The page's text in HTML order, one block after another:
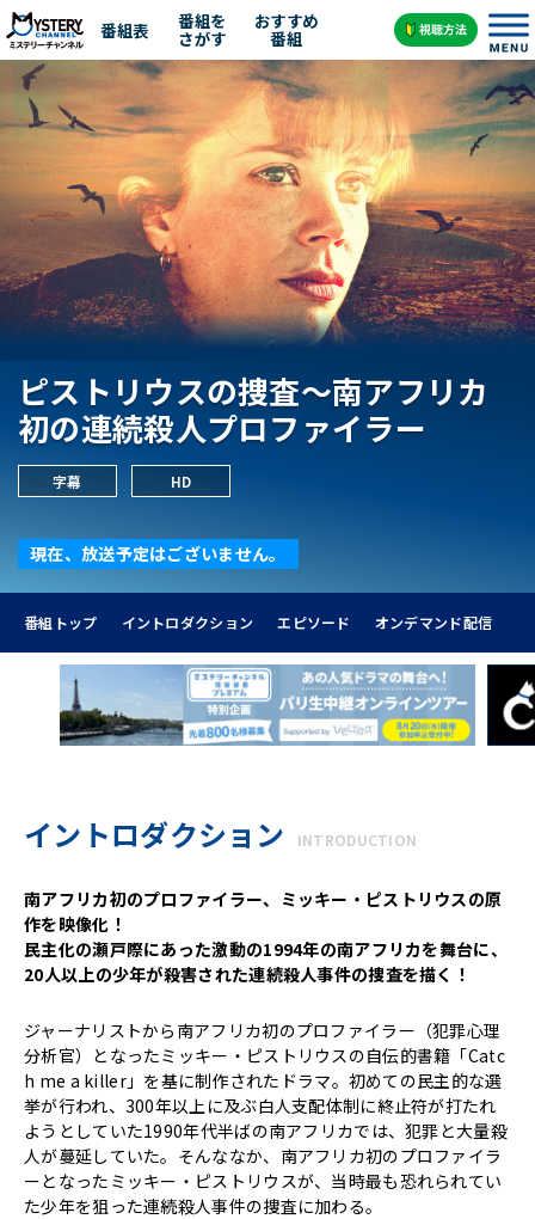
番組表 番組を
さがす
おすすめ
番組
ピストリウスの捜査～南アフリカ
初の連続殺人プロファイラー
字幕 HD
現在、放送予定はございません。
番組トップ イントロダクション エピソード オンデマンド配信
イントロダクション INTRODUCTION
南アフリカ初のプロファイラー、ミッキー・ピストリウスの原
作を映像化！
民主化の瀬戸際にあった激動の1994年の南アフリカを舞台に、
20人以上の少年が殺害された連続殺人事件の捜査を描く！
ジャーナリストから南アフリカ初のプロファイラー（犯罪心理
分析官）となったミッキー・ピストリウスの自伝的書籍「Catc
h me a killer」を基に制作されたドラマ。初めての民主的な選
挙が行われ、300年以上に及ぶ白人支配体制に終止符が打たれ
ようとしていた1990年代半ばの南アフリカでは、犯罪と大量殺
人が蔓延していた。そんななか、南アフリカ初のプロファイラ
ーとなったミッキー・ピストリウスが、当時最も恐れられてい
た少年を狙った連続殺人事件の捜査に加わる。